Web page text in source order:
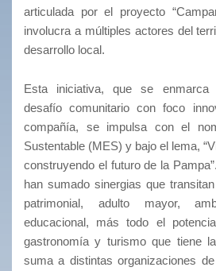
articulada por el proyecto
involucra a múltiples actores del
desarrollo local.
Esta iniciativa, que se enmarca
desafío comunitario con foco
compañía, se impulsa con el
Sustentable (MES) y bajo el lema,
construyendo el futuro de la
han sumado sinergias que
patrimonial, adulto mayor,
educacional, más todo el
gastronomía y turismo que tiene
suma a distintas organizaciones